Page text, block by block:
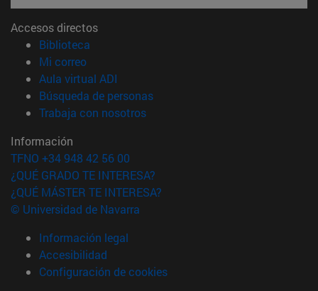
Accesos directos
Biblioteca
Mi correo(abre en nueva ventana)
Aula virtual ADI
Búsqueda de personas(abre en nueva ventana)
Trabaja con nosotros(abre en nueva ventana)
Información
TFNO +34 948 42 56 00
¿QUÉ GRADO TE INTERESA?
¿QUÉ MÁSTER TE INTERESA?
© Universidad de Navarra
Información legal
Accesibilidad
Configuración de cookies